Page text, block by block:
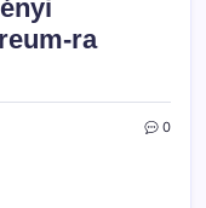
ra
0